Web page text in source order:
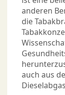
anderen
die
auch aus